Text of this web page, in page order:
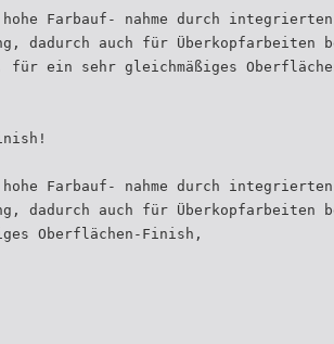
Farbauf- nahme durch
dadurch auch für Überkopfarbeiten
ein sehr gleichmäßiges
Farbauf- nahme durch
dadurch auch für Überkopfarbeiten
Oberflächen-Finish,